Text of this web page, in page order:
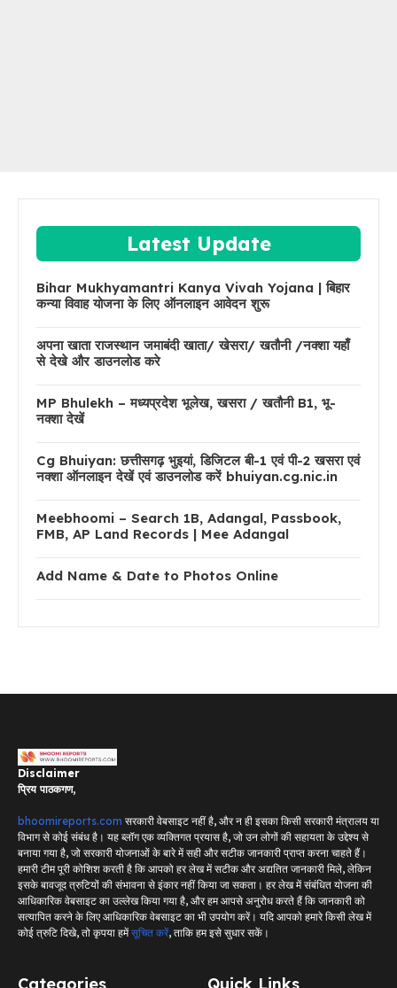
Latest Update
Bihar Mukhyamantri Kanya Vivah Yojana | बिहार
कन्या विवाह योजना के लिए ऑनलाइन आवेदन शुरू
अपना खाता राजस्थान जमाबंदी खाता/ खेसरा/ खतौनी /नक्शा यहाँ
से देखे और डाउनलोड करे
MP Bhulekh – मध्यप्रदेश भूलेख, खसरा / खतौनी B1, भू-
नक्शा देखें
Cg Bhuiyan: छत्तीसगढ़ भुइयां, डिजिटल बी-1 एवं पी-2 खसरा एवं
नक्शा ऑनलाइन देखें एवं डाउनलोड करें bhuiyan.cg.nic.in
Meebhoomi – Search 1B, Adangal, Passbook,
FMB, AP Land Records | Mee Adangal
Add Name & Date to Photos Online
Disclaimer
प्रिय पाठकगण,
bhoomireports.com सरकारी वेबसाइट नहीं है, और न ही इसका किसी सरकारी मंत्रालय या
विभाग से कोई संबंध है। यह ब्लॉग एक व्यक्तिगत प्रयास है, जो उन लोगों की सहायता के उद्देश्य से
बनाया गया है, जो सरकारी योजनाओं के बारे में सही और सटीक जानकारी प्राप्त करना चाहते हैं।
हमारी टीम पूरी कोशिश करती है कि आपको हर लेख में सटीक और अद्यतित जानकारी मिले, लेकिन
इसके बावजूद त्रुटियों की संभावना से इंकार नहीं किया जा सकता। हर लेख में संबंधित योजना की
आधिकारिक वेबसाइट का उल्लेख किया गया है, और हम आपसे अनुरोध करते हैं कि जानकारी को
सत्यापित करने के लिए आधिकारिक वेबसाइट का भी उपयोग करें। यदि आपको हमारे किसी लेख में
कोई त्रुटि दिखे, तो कृपया हमेंसूचित करें, ताकि हम इसे सुधार सकें।